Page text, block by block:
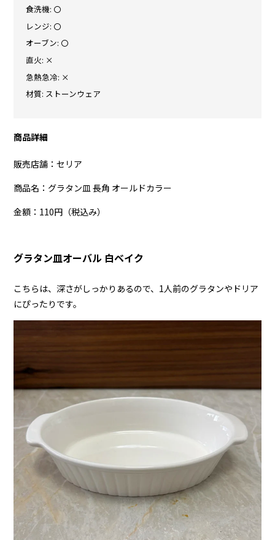
食洗機: 〇
レンジ: 〇
オーブン: 〇
直火: ×
急熱急冷: ×
材質: ストーンウェア
商品詳細
販売店舗：セリア
商品名：グラタン皿 長角 オールドカラー
金額：110円（税込み）
グラタン皿オーバル 白ベイク
こちらは、深さがしっかりあるので、1人前のグラタンやドリア
にぴったりです。